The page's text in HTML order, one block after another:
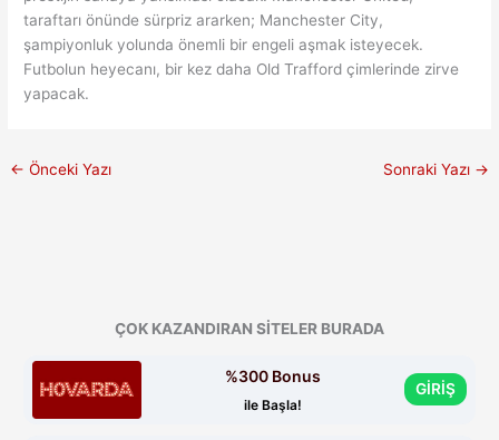
taraftarı önünde sürpriz ararken; Manchester City,
şampiyonluk yolunda önemli bir engeli aşmak isteyecek.
Futbolun heyecanı, bir kez daha Old Trafford çimlerinde zirve
yapacak.
← Önceki Yazı Sonraki Yazı →
ÇOK KAZANDIRAN SİTELER BURADA
%300 Bonus
ile Başla!
GİRİŞ